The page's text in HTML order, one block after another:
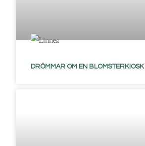
DRÖMMAR OM EN BLOMSTERKIOSK